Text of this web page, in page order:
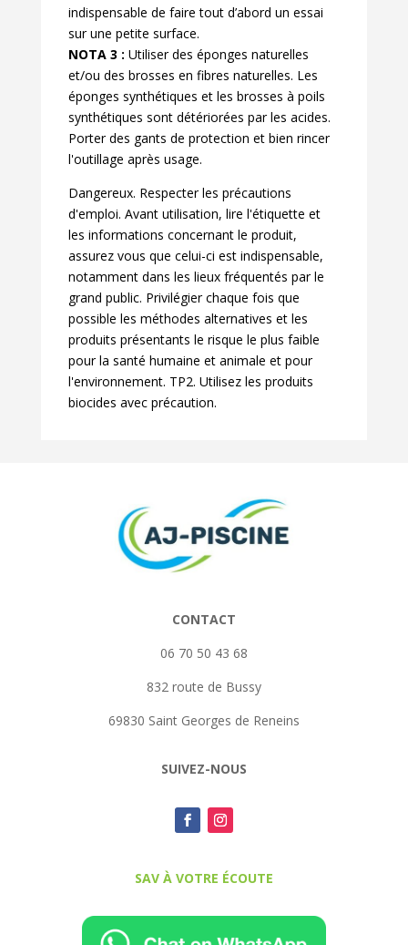
indispensable de faire tout d’abord un essai
sur une petite surface.
NOTA 3 : Utiliser des éponges naturelles
et/ou des brosses en fibres naturelles. Les
éponges synthétiques et les brosses à poils
synthétiques sont détériorées par les acides.
Porter des gants de protection et bien rincer
l'outillage après usage.
Dangereux. Respecter les précautions
d'emploi. Avant utilisation, lire l'étiquette et
les informations concernant le produit,
assurez vous que celui-ci est indispensable,
notamment dans les lieux fréquentés par le
grand public. Privilégier chaque fois que
possible les méthodes alternatives et les
produits présentants le risque le plus faible
pour la santé humaine et animale et pour
l'environnement. TP2. Utilisez les produits
biocides avec précaution.
CONTACT
06 70 50 43 68
832 route de Bussy
69830 Saint Georges de Reneins
SUIVEZ-NOUS
SAV À VOTRE ÉCOUTE